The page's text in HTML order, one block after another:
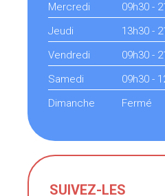
Mercredi
09h30 -
Jeudi
13h30 -
Vendredi
09h30 -
Samedi
09h30 -
Dimanche
Fermé
SUIVEZ-LES